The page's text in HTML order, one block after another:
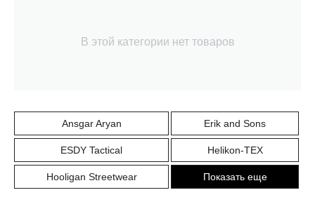
В этой категории нет товаров
Ansgar Aryan Erik and Sons
ESDY Tactical Helikon-TEX
Hooligan Streetwear Показать еще